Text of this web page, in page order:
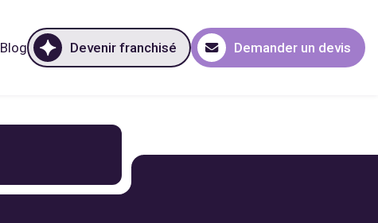
Blog Devenir franchisé Demander un devis